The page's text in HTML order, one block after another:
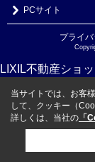
PCサイト
プライ
LIXIL不動産ショ
当サイトでは、お客
して、クッキー（
詳しくは、当社の 「